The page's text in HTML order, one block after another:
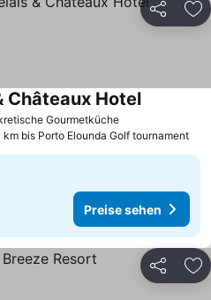
Teilen
Gourmetküche
Châteaux Hotel
km bis Porto Elounda Golf tournament
Preise sehen
Teilen